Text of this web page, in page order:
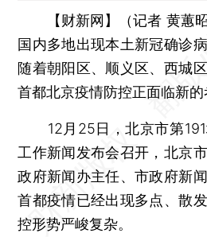
【财新网】（记者 黄蕙昭
国内多地出现本土新冠确诊
随着朝阳区、顺义区、西城
首都北京疫情防控正面临新的
12月25日，北京市第191
工作新闻发布会召开，北京
政府新闻办主任、市政府新
首都疫情已经出现多点、散
控形势严峻复杂。